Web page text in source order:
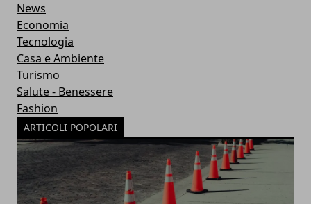
News
Economia
Tecnologia
Casa e Ambiente
Turismo
Salute - Benessere
Fashion
ARTICOLI POPOLARI